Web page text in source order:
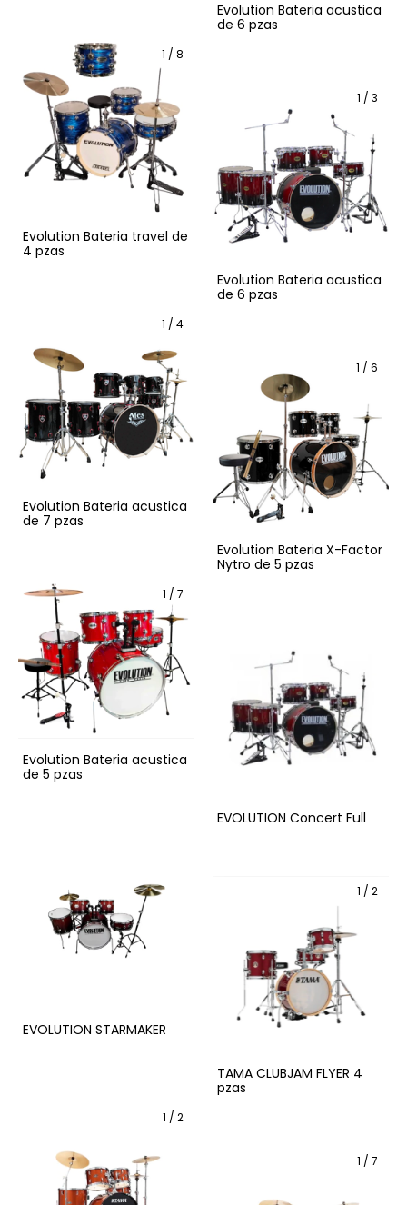
Evolution Bateria acustica
de 6 pzas
1 / 8
Evolution Bateria travel de
4 pzas
1 / 3
Evolution Bateria acustica
de 6 pzas
1 / 4
Evolution Bateria acustica
de 7 pzas
1 / 6
Evolution Bateria X-Factor
Nytro de 5 pzas
1 / 7
Evolution Bateria acustica
de 5 pzas
EVOLUTION Concert Full
EVOLUTION STARMAKER
1 / 2
TAMA CLUBJAM FLYER 4
pzas
1 / 2
1 / 7